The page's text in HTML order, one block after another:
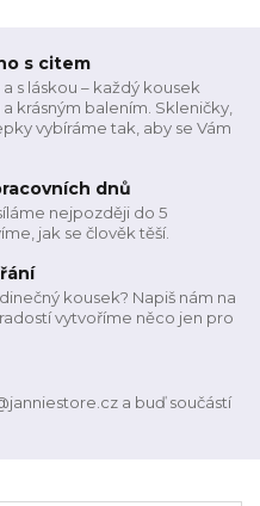
s citem
s láskou – každý kousek
krásným balením. Skleničky,
vybíráme tak, aby se Vám
dnů
nejpozději do 5
jak se člověk těší.
kousek? Napiš nám na
vytvoříme něco jen pro
a buď součástí